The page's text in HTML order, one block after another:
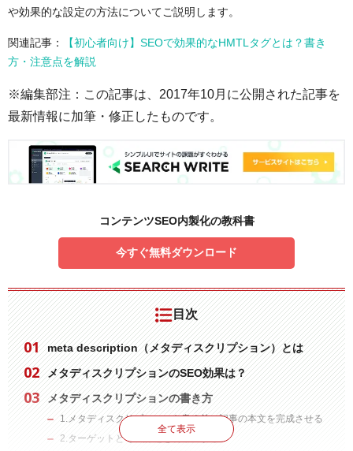
や効果的な設定の方法についてご説明します。
関連記事：
【初心者向け】SEOで効果的なHMTLタグとは？書き
方・注意点を解説
※編集部注：この記事は、2017年10月に公開された記事を
最新情報に加筆・修正したものです。
コンテンツSEO内製化の教科書
今すぐ無料ダウンロード
目次
meta description（メタディスクリプション）とは
メタディスクリプションのSEO効果は？
メタディスクリプションの書き方
1.メタディスクリプションを書く前に記事の本文を完成させる
2.ターゲットとその課題を明確にする
全て表示